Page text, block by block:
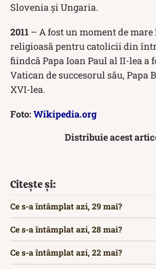
Slovenia și Ungaria.
2011 – A fost un moment de
religioasă pentru catolicii din
fiindcă Papa Ioan Paul al II-lea a
Vatican de succesorul său, Papa
XVI-lea.
Foto:Wikipedia.org
Distribuie acest
Citește și:
Ce s-a întâmplat azi, 29 mai?
Ce s-a întâmplat azi, 28 mai?
Ce s-a întâmplat azi, 22 mai?